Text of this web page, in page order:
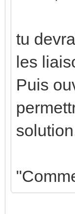
tu
les
Puis